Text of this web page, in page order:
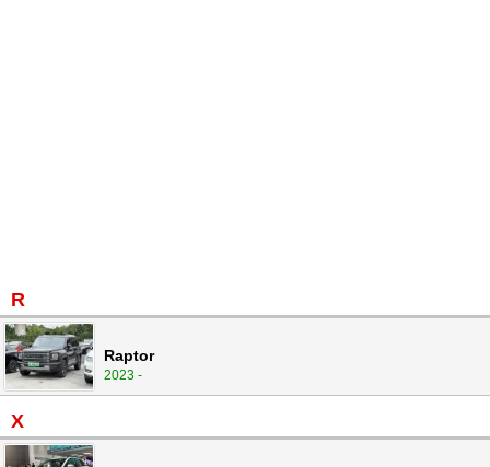
R
Raptor
2023 -
X